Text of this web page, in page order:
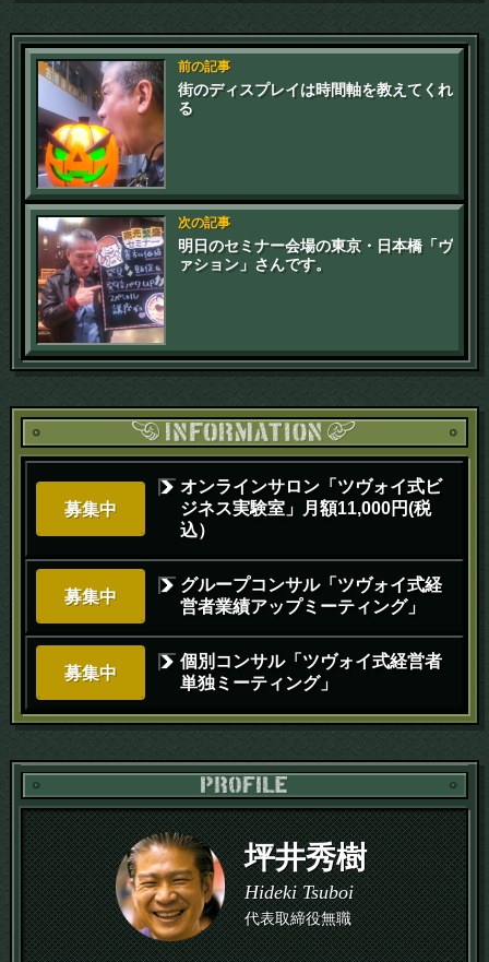
前の記事
街のディスプレイは時間軸を教えてくれ
る
次の記事
明日のセミナー会場の東京・日本橋「ヴ
ァション」さんです。
募集中
オンラインサロン「ツヴォイ式ビ
ジネス実験室」月額11,000円(税
込）
募集中
グループコンサル「ツヴォイ式経
営者業績アップミーティング」
募集中
個別コンサル「ツヴォイ式経営者
単独ミーティング」
坪井秀樹
Hideki Tsuboi
代表取締役無職